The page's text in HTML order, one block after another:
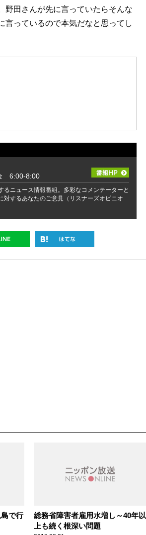
野田さんが先に言っていたらそんな
言っているので本気だなと思ってし
6:00-8:00
ニュース情報番組。多彩なコメンテーターと
対するあなたのご意見（リスナーズオピニオ
で行
総務省障害者雇用水増し～40年以
上も続く根深い問題